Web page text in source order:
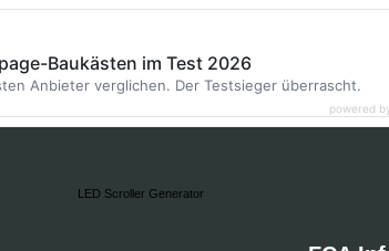
LED Scroller Generator
Baukästen im Test 2026
Anbieter verglichen. Der Testsieger überrascht.
powered